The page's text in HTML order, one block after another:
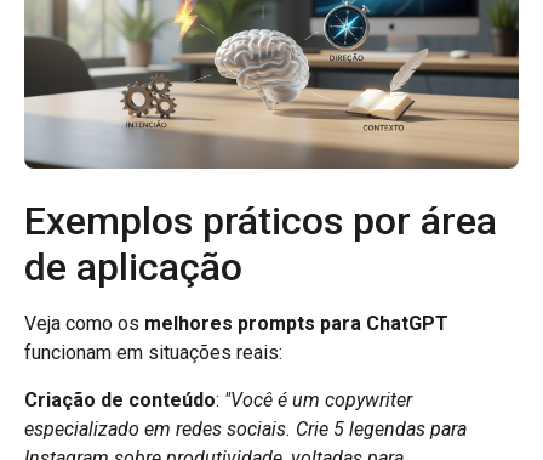
Exemplos práticos por área
de aplicação
Veja como os melhores prompts para ChatGPT
funcionam em situações reais:
Criação de conteúdo: "Você é um copywriter
especializado em redes sociais. Crie 5 legendas para